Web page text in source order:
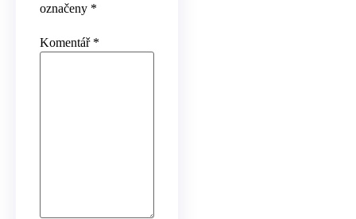
označeny *
Komentář *